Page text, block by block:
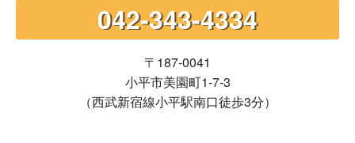
042-343-4334
〒187-0041
小平市美園町1-7-3
（西武新宿線小平駅南口徒歩3分）